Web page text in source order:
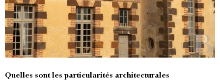
Quelles sont les particularités architecturales